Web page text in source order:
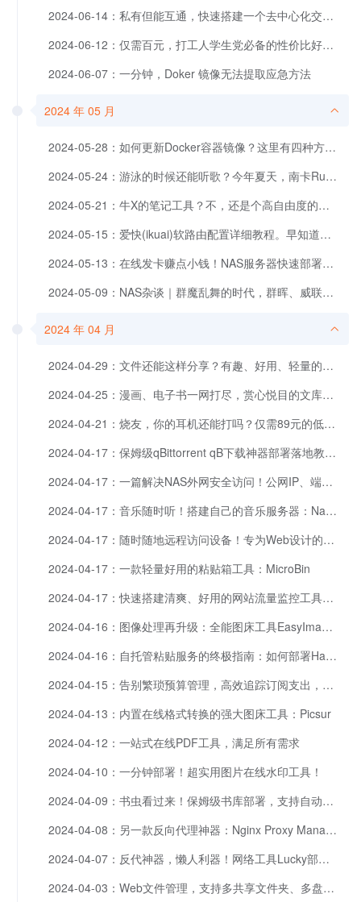
2024-06-14：私有但能互通，快速搭建一个去中心化交流平台Misskey
2024-06-12：仅需百元，打工人学生党必备的性价比好物：蛇圣陨石C2开放式蓝牙耳机
2024-06-07：一分钟，Doker 镜像无法提取应急方法
2024 年 05 月
2024-05-28：如何更新Docker容器镜像？这里有四种方法！
2024-05-24：游泳的时候还能听歌？今年夏天，南卡Runner Pro4S骨传导耳机搞起！
2024-05-21：牛X的笔记工具？不，还是个高自由度的个人知识库！
2024-05-15：爱快(ikuai)软路由配置详细教程。早知道，还得是爱快！
2024-05-13：在线发卡赚点小钱！NAS服务器快速部署自动售货系统！
2024-05-09：NAS杂谈｜群魔乱舞的时代，群晖、威联通、绿联、极空间、华硕，究竟谁才是梦中情机？
2024 年 04 月
2024-04-29：文件还能这样分享？有趣、好用、轻量的文件分享应用部署！
2024-04-25：漫画、电子书一网打尽，赏心悦目的文库保姆级搭建教程！
2024-04-21：烧友，你的耳机还能打吗？仅需89元的低烧耳机竹林鸟霜华Z2体验报告。
2024-04-17：保姆级qBittorrent qB下载神器部署落地教程，从此BT、PT下载无忧！
2024-04-17：一篇解决NAS外网安全访问！公网IP、端口转发、域名解析、反向代理、https全攻略!
2024-04-17：音乐随时听！搭建自己的音乐服务器：Navidrome
2024-04-17：随时随地远程访问设备！专为Web设计的SSH和Telnet服务
2024-04-17：一款轻量好用的粘贴箱工具：MicroBin
2024-04-17：快速搭建清爽、好用的网站流量监控工具：Umami
2024-04-16：图像处理再升级：全能图床工具EasyImages 2.0部署终极指南
2024-04-16：自托管粘贴服务的终极指南：如何部署Hasty Paste
2024-04-15：告别繁琐预算管理，高效追踪订阅支出，这个工具完全够用！
2024-04-13：内置在线格式转换的强大图床工具：Picsur
2024-04-12：一站式在线PDF工具，满足所有需求
2024-04-10：一分钟部署！超实用图片在线水印工具！
2024-04-09：书虫看过来！保姆级书库部署，支持自动朗读，多端适配
2024-04-08：另一款反向代理神器：Nginx Proxy Manager
2024-04-07：反代神器，懒人利器！网络工具Lucky部署使用流程
2024-04-03：Web文件管理，支持多共享文件夹、多盘区挂载！